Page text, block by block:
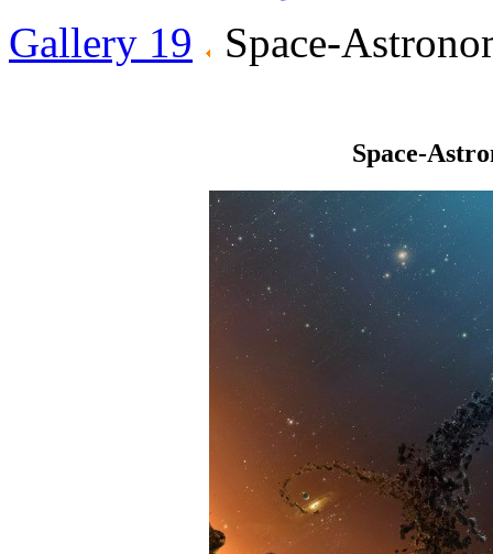
Gallery 19
Space-
Space-